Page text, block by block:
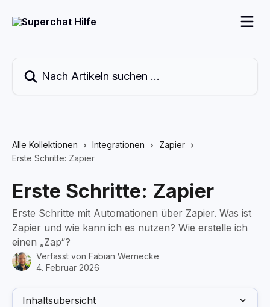
Alle Kollektionen Integrationen
Zapier
Erste Schritte: Zapier
Erste Schritte: Zapier
Erste Schritte mit Automationen über Zapier. Was ist
Zapier und wie kann ich es nutzen? Wie erstelle ich
einen „Zap“?
Verfasst von Fabian Wernecke
4. Februar 2026
Inhaltsübersicht